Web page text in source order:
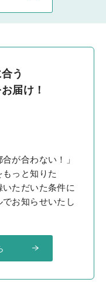
う
届け！
が合わない！」
もっと知りた
ただいた条件に
お知らせいたし